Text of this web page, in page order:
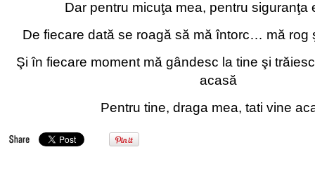
Dar pentru micuţa mea, pentru
De fiecare dată se roagă să mă întorc… mă rog
Şi în fiecare moment mă gândesc la tine şi
acasă
Pentru tine, draga mea, tati vine